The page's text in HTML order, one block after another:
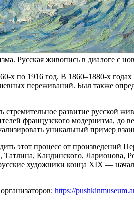
Русская живопись в диалоге с
х по 1916 год. В 1860–1880-х
переживаний. Был также
стремительное развитие русской
французского модернизма,
уникальный пример
этот процесс от
Кандинского, Ларионова,
художники конца XIX —
https://